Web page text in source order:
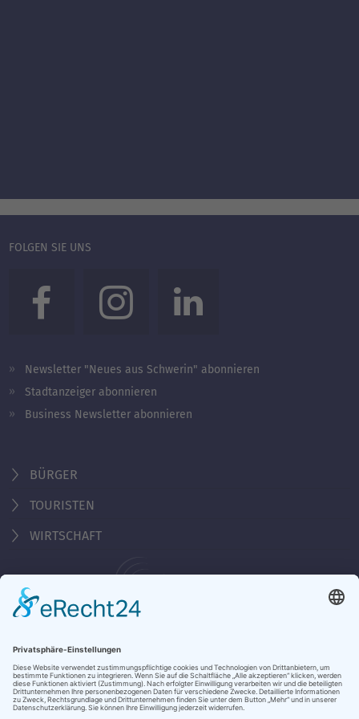
FOLGEN SIE UNS
Newsletter "Neues aus Schwerin" abonnieren
Stadtanzeiger abonnieren
Business Newsletter abonnieren
BÜRGER
TOURISTEN
WIRTSCHAFT
Behördennummer 115
KONTAKT
NOTRUFE & HOTLINES
JOBS
STADTANZEIGER
BROSCHÜREN
PRESSE
DATENSCHUTZ